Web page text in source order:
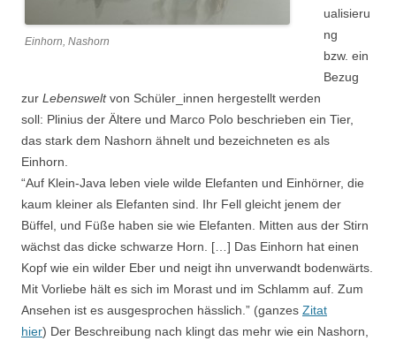
Einhorn, Nashorn
ualisieru
ng
bzw. ein
Bezug
zur Lebensweltvon Schüler_innen hergestellt werden
soll: Plinius der Ältere und Marco Polo beschrieben ein Tier,
das stark dem Nashorn ähnelt und bezeichneten es als
Einhorn.
“Auf Klein-Java leben viele wilde Elefanten und Einhörner, die
kaum kleiner als Elefanten sind. Ihr Fell gleicht jenem der
Büffel, und Füße haben sie wie Elefanten. Mitten aus der Stirn
wächst das dicke schwarze Horn. […] Das Einhorn hat einen
Kopf wie ein wilder Eber und neigt ihn unverwandt bodenwärts.
Mit Vorliebe hält es sich im Morast und im Schlamm auf. Zum
Ansehen ist es ausgesprochen hässlich.” (ganzes Zitat
hier) Der Beschreibung nach klingt das mehr wie ein Nashorn,